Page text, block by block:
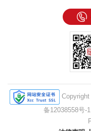
备12038558号-1